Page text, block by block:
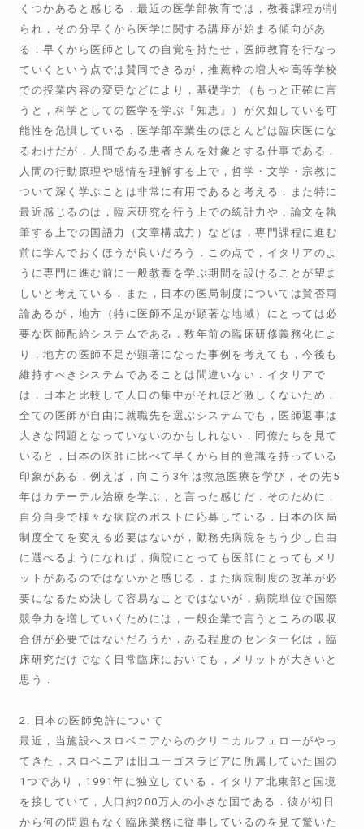
くつかあると感じる．最近の医学部教育では，教養課程が削
られ，その分早くから医学に関する講座が始まる傾向があ
る．早くから医師としての自覚を持たせ，医師教育を行なっ
ていくという点では賛同できるが，推薦枠の増大や高等学校
での授業内容の変更などにより，基礎学力（もっと正確に言
うと，科学としての医学を学ぶ『知恵』）が欠如している可
能性を危惧している．医学部卒業生のほとんどは臨床医にな
るわけだが，人間である患者さんを対象とする仕事である．
人間の行動原理や感情を理解する上で，哲学・文学・宗教に
ついて深く学ぶことは非常に有用であると考える．また特に
最近感じるのは，臨床研究を行う上での統計力や，論文を執
筆する上での国語力（文章構成力）などは，専門課程に進む
前に学んでおくほうが良いだろう．この点で，イタリアのよ
うに専門に進む前に一般教養を学ぶ期間を設けることが望ま
しいと考えている．また，日本の医局制度については賛否両
論あるが，地方（特に医師不足が顕著な地域）にとっては必
要な医師配給システムである．数年前の臨床研修義務化によ
り，地方の医師不足が顕著になった事例を考えても，今後も
維持すべきシステムであることは間違いない．イタリアで
は，日本と比較して人口の集中がそれほど激しくないため，
全ての医師が自由に就職先を選ぶシステムでも，医師返事は
大きな問題となっていないのかもしれない．同僚たちを見て
いると，日本の医師に比べて早くから目的意識を持っている
印象がある．例えば，向こう3年は救急医療を学び，その先5
年はカテーテル治療を学ぶ，と言った感じだ．そのために，
自分自身で様々な病院のポストに応募している．日本の医局
制度全てを変える必要はないが，勤務先病院をもう少し自由
に選べるようになれば，病院にとっても医師にとってもメリ
ットがあるのではないかと感じる．また病院制度の改革が必
要になるため決して容易なことではないが，病院単位で国際
競争力を増していくためには，一般企業で言うところの吸収
合併が必要ではないだろうか．ある程度のセンター化は，臨
床研究だけでなく日常臨床においても，メリットが大きいと
思う．
2. 日本の医師免許について
最近，当施設へスロベニアからのクリニカルフェローがやっ
てきた．スロベニアは旧ユーゴスラビアに所属していた国の
1つであり，1991年に独立している．イタリア北東部と国境
を接していて，人口約200万人の小さな国である．彼が初日
から何の問題もなく臨床業務に従事しているのを見て驚いた